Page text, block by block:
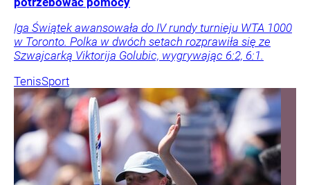
Iga Świątek awansowała do IV rundy turnieju WTA 1000
w Toronto. Polka w dwóch setach rozprawiła się ze
Szwajcarką Viktorija Golubic, wygrywając 6:2, 6:1.
TenisSport